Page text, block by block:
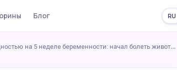
Блог RU
на 5 неделе беременности: начал болеть живот…